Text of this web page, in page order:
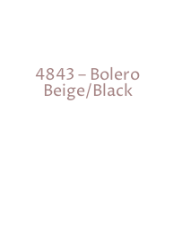
4843 – Bolero
Beige/Black